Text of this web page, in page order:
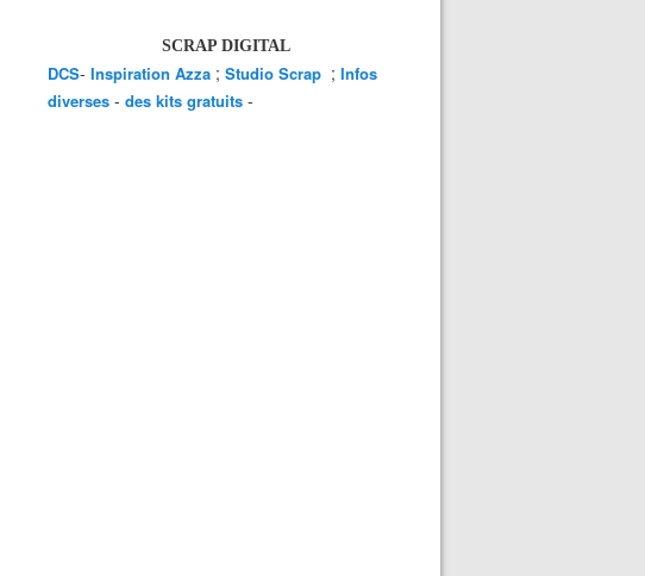
SCRAP DIGITAL
DCS- Inspiration Azza ; Studio Scrap ; Infos
diverses - des kits gratuits -